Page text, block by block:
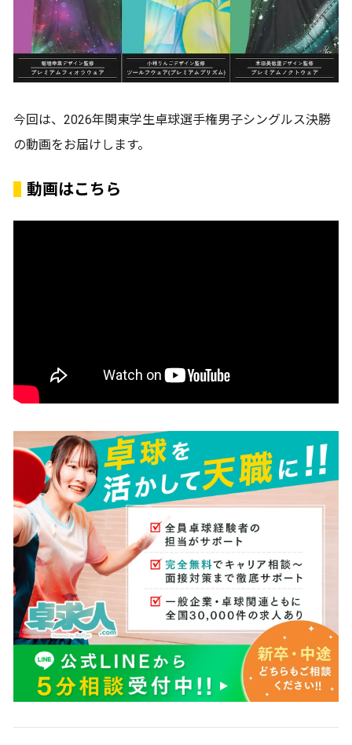
今回は、2026年関東学生卓球選手権男子シングルス決勝
の動画をお届けします。
動画はこちら